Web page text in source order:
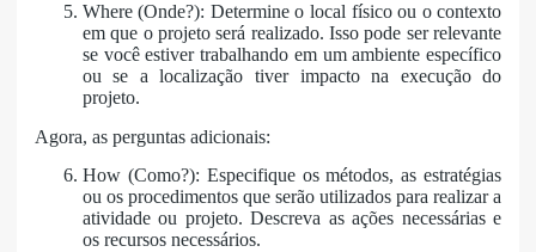
Where (Onde?): Determine o local físico ou o contexto
em que o projeto será realizado. Isso pode ser relevante
se você estiver trabalhando em um ambiente específico
ou se a localização tiver impacto na execução do
projeto.
Agora, as perguntas adicionais:
How (Como?): Especifique os métodos, as estratégias
ou os procedimentos que serão utilizados para realizar a
atividade ou projeto. Descreva as ações necessárias e
os recursos necessários.